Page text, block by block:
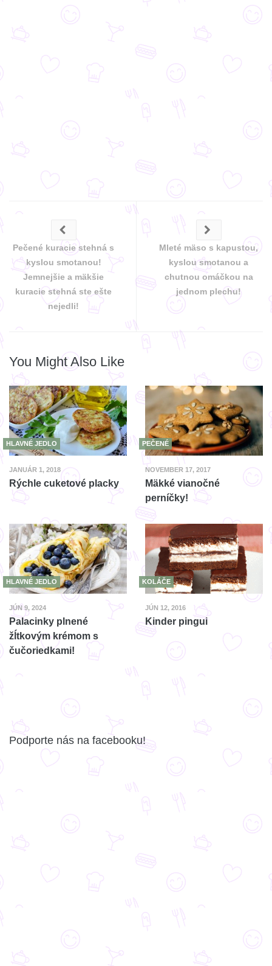
Pečené kuracie stehná s
kyslou smotanou!
Jemnejšie a mäkšie
kuracie stehná ste ešte
nejedli!
Mleté mäso s kapustou,
kyslou smotanou a
chutnou omáčkou na
jednom plechu!
You Might Also Like
HLAVNÉ JEDLO
JANUÁR 1, 2018
Rýchle cuketové placky
PEČENÉ
NOVEMBER 17, 2017
Mäkké vianočné
perníčky!
HLAVNÉ JEDLO
JÚN 9, 2024
Palacinky plnené
žĺtkovým krémom s
čučoriedkami!
KOLÁČE
JÚN 12, 2016
Kinder pingui
Podporte nás na facebooku!